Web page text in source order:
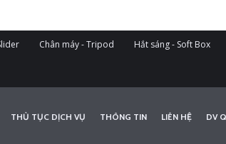
Chân máy - Tripod Hắt sáng - Soft Box
THỦ TỤC DỊCH VỤ THÔNG TIN LIÊN HỆ DV